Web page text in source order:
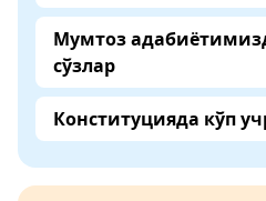
Мумтоз
сўзлар
Конституцияда кўп